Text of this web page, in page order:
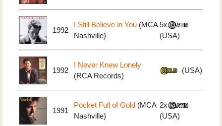
1992
I Still Believe in You (MCA
Nashville)
5x
(USA)
1992
I Never Knew Lonely
(RCA Records)
(USA)
1991
Pocket Full of Gold (MCA
Nashville)
2x
(USA)